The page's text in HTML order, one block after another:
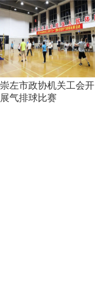
崇左市政协机关工会开
展气排球比赛